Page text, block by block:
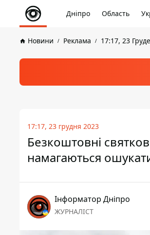
Дніпро Область
Новини Реклама 17:17, 23
17:17, 23 грудня 2023
Безкоштовні
намагаються
Інформатор Дніпро
ЖУРНАЛІСТ